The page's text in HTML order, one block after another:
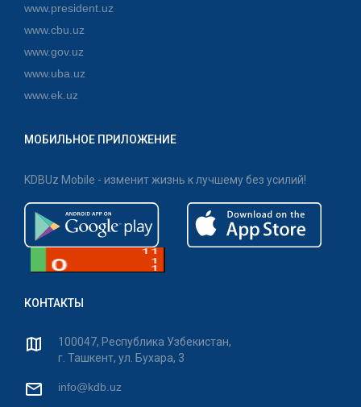
www.president.uz
www.cbu.uz
www.gov.uz
www.uba.uz
www.ek.uz
МОБИЛЬНОЕ ПРИЛОЖЕНИЕ
KDBUz Mobile - изменит жизнь к лучшему без усилий!
КОНТАКТЫ
100047, Республика Узбекистан,
г. Ташкент, ул. Бухара, 3
info@kdb.uz